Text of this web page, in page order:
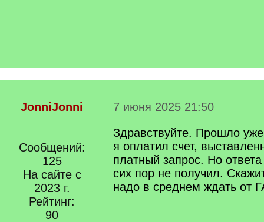
JonniJonni
Сообщений:
125
На сайте с
2023 г.
Рейтинг:
90
7 июня 2025 21:50
Здравствуйте. Прошло
я оплатил счет,
платный запрос. Но
сих пор не получил.
надо в среднем ждать от